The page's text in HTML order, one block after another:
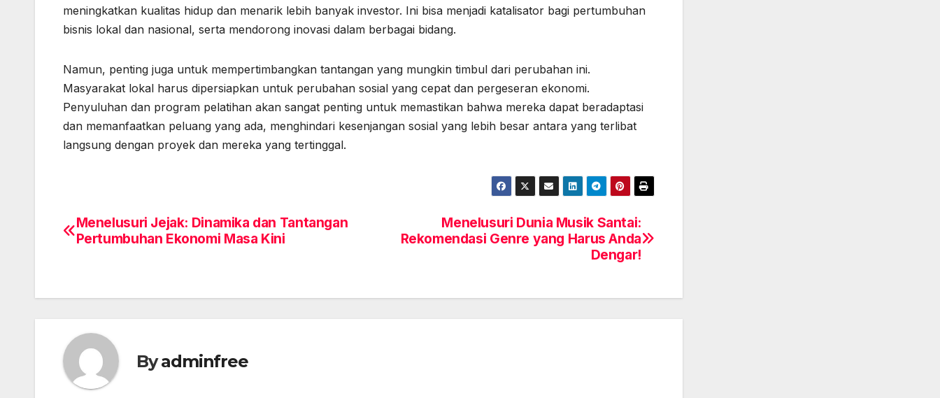
meningkatkan kualitas hidup dan menarik lebih banyak investor. Ini bisa menjadi katalisator bagi pertumbuhan
bisnis lokal dan nasional, serta mendorong inovasi dalam berbagai bidang.
Namun, penting juga untuk mempertimbangkan tantangan yang mungkin timbul dari perubahan ini.
Masyarakat lokal harus dipersiapkan untuk perubahan sosial yang cepat dan pergeseran ekonomi.
Penyuluhan dan program pelatihan akan sangat penting untuk memastikan bahwa mereka dapat beradaptasi
dan memanfaatkan peluang yang ada, menghindari kesenjangan sosial yang lebih besar antara yang terlibat
langsung dengan proyek dan mereka yang tertinggal.
Post
Menelusuri Dunia Musik Santai:
Rekomendasi Genre yang Harus Anda
Dengar!
Menelusuri Jejak: Dinamika dan Tantangan
Pertumbuhan Ekonomi Masa Kini
Byadminfree